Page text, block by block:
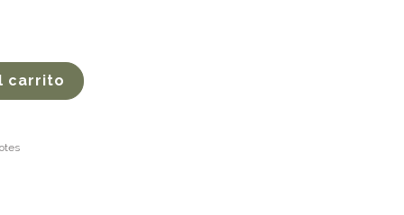
carrito